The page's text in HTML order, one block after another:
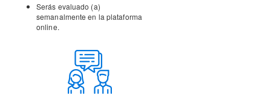
Serás evaluado (a)
semanalmente en la plataforma
online.